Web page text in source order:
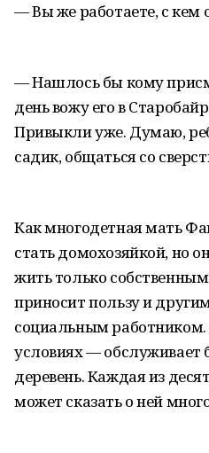
— Вы же работаете, с кем
— Нашлось бы кому
день вожу его в
Привыкли уже. Думаю,
садик, общаться со
Как многодетная мать
стать домохозяйкой, но
жить только
приносит пользу и
социальным
условиях — обслуживает
деревень. Каждая из
может сказать о ней